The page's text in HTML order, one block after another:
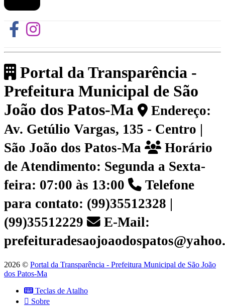
Portal da Transparência -
Prefeitura Municipal de São
João dos Patos-Ma
Endereço:
Av. Getúlio Vargas, 135 - Centro |
São João dos Patos-Ma
Horário
de Atendimento: Segunda a Sexta-
feira: 07:00 às 13:00
Telefone
para contato: (99)35512328 |
(99)35512229
E-Mail:
2026 © Portal da Transparência - Prefeitura Municipal de São João
dos Patos-Ma
Teclas de Atalho
Sobre